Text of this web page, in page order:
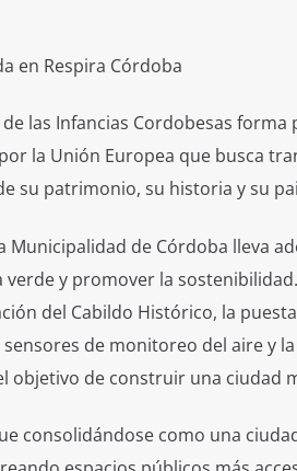
en Respira Córdoba
las Infancias Cordobesas
la Unión Europea que busca
su patrimonio, su historia y su
Municipalidad de Córdoba lleva
y promover la
del Cabildo Histórico, la
de monitoreo del aire y
objetivo de construir una ciudad
consolidándose como una